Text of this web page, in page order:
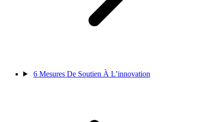
6 Mesures De Soutien À L’innovation